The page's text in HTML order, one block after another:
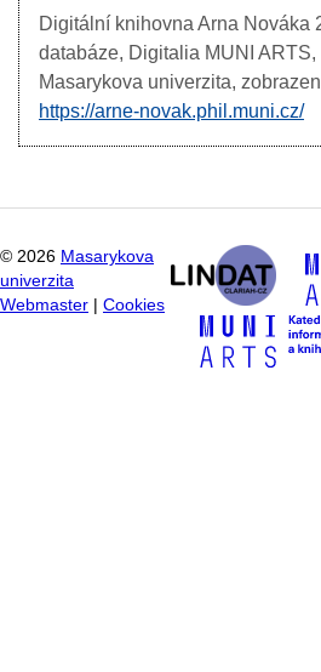
Digitální knihovna Arna Nováka
databáze, Digitalia MUNI
Masarykova univerzita,
https://arne-novak.phil.muni.cz/
© 2026 Masarykova
univerzita
Webmaster
Cookies